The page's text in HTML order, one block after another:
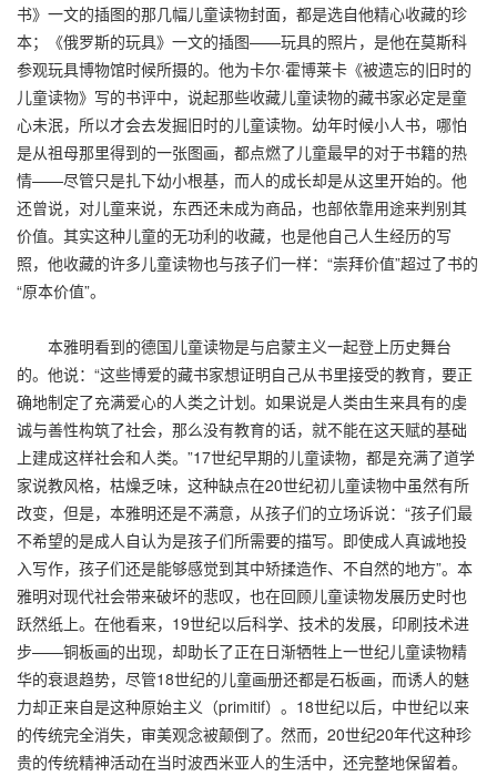
书》一文的插图的那几幅儿童读物封面，都是选自他精心收藏的珍
本；《俄罗斯的玩具》一文的插图——玩具的照片，是他在莫斯科
参观玩具博物馆时候所摄的。他为卡尔·霍博莱卡《被遗忘的旧时的
儿童读物》写的书评中，说起那些收藏儿童读物的藏书家必定是童
心未泯，所以才会去发掘旧时的儿童读物。幼年时候小人书，哪怕
是从祖母那里得到的一张图画，都点燃了儿童最早的对于书籍的热
情——尽管只是扎下幼小根基，而人的成长却是从这里开始的。他
还曾说，对儿童来说，东西还未成为商品，也部依靠用途来判别其
价值。其实这种儿童的无功利的收藏，也是他自己人生经历的写
照，他收藏的许多儿童读物也与孩子们一样：“崇拜价值”超过了书的
“原本价值”。
本雅明看到的德国儿童读物是与启蒙主义一起登上历史舞台
的。他说：“这些博爱的藏书家想证明自己从书里接受的教育，要正
确地制定了充满爱心的人类之计划。如果说是人类由生来具有的虔
诚与善性构筑了社会，那么没有教育的话，就不能在这天赋的基础
上建成这样社会和人类。”17世纪早期的儿童读物，都是充满了道学
家说教风格，枯燥乏味，这种缺点在20世纪初儿童读物中虽然有所
改变，但是，本雅明还是不满意，从孩子们的立场诉说：“孩子们最
不希望的是成人自认为是孩子们所需要的描写。即使成人真诚地投
入写作，孩子们还是能够感觉到其中矫揉造作、不自然的地方”。本
雅明对现代社会带来破坏的悲叹，也在回顾儿童读物发展历史时也
跃然纸上。在他看来，19世纪以后科学、技术的发展，印刷技术进
步——铜板画的出现，却助长了正在日渐牺牲上一世纪儿童读物精
华的衰退趋势，尽管18世纪的儿童画册还都是石板画，而诱人的魅
力却正来自是这种原始主义（primitif）。18世纪以后，中世纪以来
的传统完全消失，审美观念被颠倒了。然而，20世纪20年代这种珍
贵的传统精神活动在当时波西米亚人的生活中，还完整地保留着。